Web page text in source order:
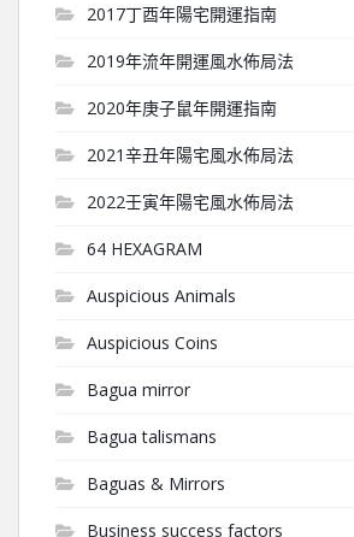
2017丁酉年陽宅開運指南
2019年流年開運風水佈局法
2020年庚子鼠年開運指南
2021辛丑年陽宅風水佈局法
2022壬寅年陽宅風水佈局法
64 HEXAGRAM
Auspicious Animals
Auspicious Coins
Bagua mirror
Bagua talismans
Baguas & Mirrors
Business success factors